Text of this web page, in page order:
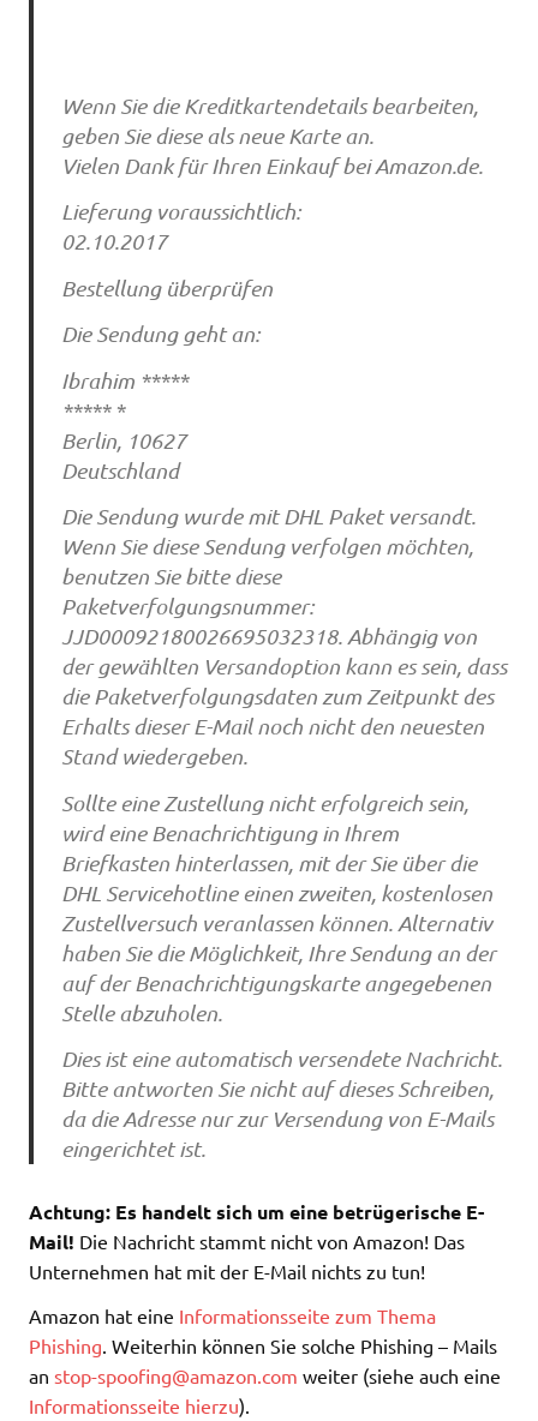
Wenn Sie die Kreditkartendetails bearbeiten,
geben Sie diese als neue Karte an.
Vielen Dank für Ihren Einkauf bei Amazon.de.
Lieferung voraussichtlich:
02.10.2017
Bestellung überprüfen
Die Sendung geht an:
Ibrahim *****
***** *
Berlin, 10627
Deutschland
Die Sendung wurde mit DHL Paket versandt.
Wenn Sie diese Sendung verfolgen möchten,
benutzen Sie bitte diese
Paketverfolgungsnummer:
JJD00092180026695032318. Abhängig von
der gewählten Versandoption kann es sein, dass
die Paketverfolgungsdaten zum Zeitpunkt des
Erhalts dieser E-Mail noch nicht den neuesten
Stand wiedergeben.
Sollte eine Zustellung nicht erfolgreich sein,
wird eine Benachrichtigung in Ihrem
Briefkasten hinterlassen, mit der Sie über die
DHL Servicehotline einen zweiten, kostenlosen
Zustellversuch veranlassen können. Alternativ
haben Sie die Möglichkeit, Ihre Sendung an der
auf der Benachrichtigungskarte angegebenen
Stelle abzuholen.
Dies ist eine automatisch versendete Nachricht.
Bitte antworten Sie nicht auf dieses Schreiben,
da die Adresse nur zur Versendung von E-Mails
eingerichtet ist.
Achtung: Es handelt sich um eine betrügerische E-
Mail! Die Nachricht stammt nicht von Amazon! Das
Unternehmen hat mit der E-Mail nichts zu tun!
Amazon hat eine Informationsseite zum Thema
Phishing. Weiterhin können Sie solche Phishing – Mails
an stop-spoofing@amazon.com weiter (siehe auch eine
Informationsseite hierzu).